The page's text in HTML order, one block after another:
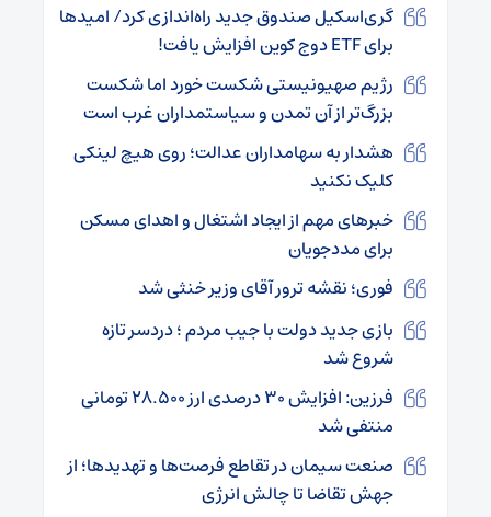
گری‌اسکیل صندوق جدید راه‌اندازی کرد/ امیدها
برای ETF دوج ‌کوین افزایش یافت!
رژیم صهیونیستی شکست‌ خورد اما شکست
بزرگ‌تر از آن تمدن و سیاستمداران غرب است
هشدار به سهامداران عدالت؛ روی هیچ لینکی
کلیک نکنید
خبرهای مهم از ایجاد اشتغال و اهدای مسکن
برای مددجویان
فوری؛ نقشه ترور آقای وزیر خنثی شد
بازی جدید دولت با جیب مردم ؛ دردسر تازه
شروع شد
فرزین: افزایش ۳۰ درصدی ارز ۲۸.۵۰۰ تومانی
منتفی شد
صنعت سیمان در تقاطع فرصت‌ها و تهدیدها؛ از
جهش تقاضا تا چالش انرژی